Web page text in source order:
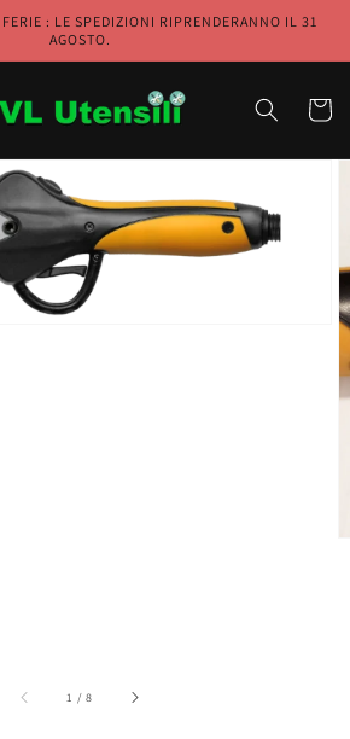
: LE SPEDIZIONI RIPRENDERANNO IL 31
AGOSTO.
Carrello
Apri
1
dei
contenuti
1 /di
8